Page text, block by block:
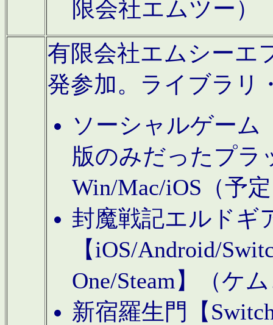
限会社エムツー）
有限会社エムシーエ
発参加。ライブラリ
ソーシャルゲーム
版のみだったプラ
Win/Mac/iOS（予
封魔戦記エルドギ
【iOS/Android/
One/Steam】（ケ
新宿羅生門【